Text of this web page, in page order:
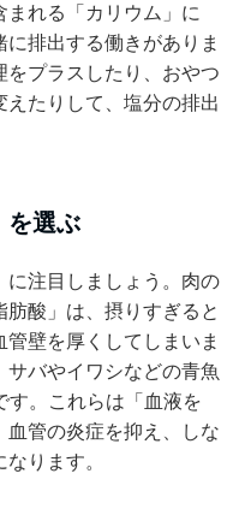
れる「カリウム」に
排出する働きがありま
プラスしたり、おやつ
たりして、塩分の排出
を選ぶ
に注目しましょう。肉の
酸」は、摂りすぎると
壁を厚くしてしまいま
バやイワシなどの青魚
す。これらは「血液を
管の炎症を抑え、しな
ります。